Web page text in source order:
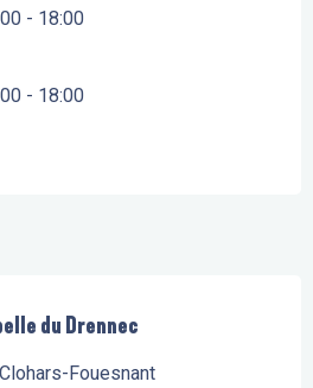
- 18:00
- 18:00
du Drennec
Fouesnant